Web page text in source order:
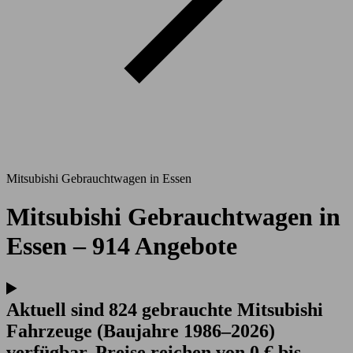
Mitsubishi Gebrauchtwagen in Essen
Mitsubishi Gebrauchtwagen in
Essen – 914 Angebote
Aktuell sind 824 gebrauchte Mitsubishi
Fahrzeuge (Baujahre 1986–2026)